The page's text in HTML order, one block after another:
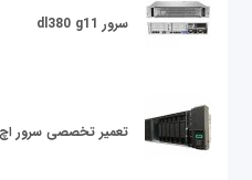
سرور dl380 g11
تعمیر تخصصی سرور